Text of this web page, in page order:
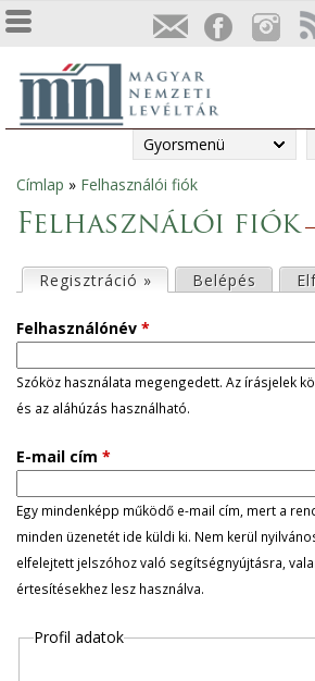
Gyorsmenü
Jelenlegi
hely
Címlap » Felhasználói fiók
Felhasználói fiók
l
s
ő
d
l
e
g
e
Regisztráció » (aktív fül)
Belépés
Felhasználónév *
Szóköz használata megengedett. Az írásjelek
és az aláhúzás használható.
E-mail cím *
Egy mindenképp működő e-mail cím, mert a
minden üzenetét ide küldi ki. Nem kerül
elfelejtett jelszóhoz való segítségnyújtásra,
értesítésekhez lesz használva.
Profil adatok